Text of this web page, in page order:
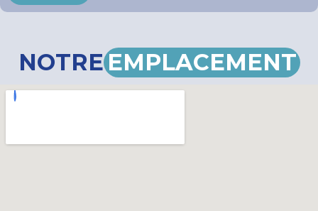
NOTREEMPLACEMENT